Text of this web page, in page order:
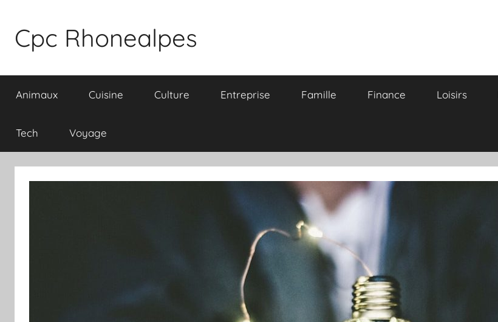
contenu
Cpc Rhonealpes
Animaux Cuisine Culture Entreprise Famille Finance Loisirs
Tech Voyage